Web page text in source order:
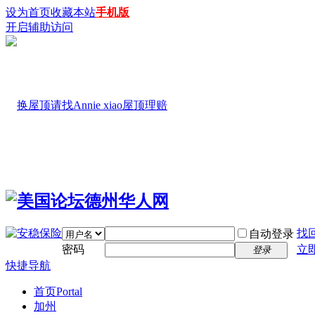
设为首页收藏本站手机版
开启辅助访问
自动登录 找
密码
登录
立
快捷导航
首页Portal
加州